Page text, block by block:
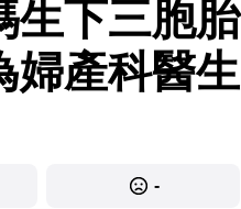
生下三胞
婦產科醫生
-